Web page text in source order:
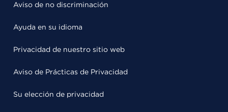
Aviso de no discriminación
Ayuda en su idioma
Privacidad de nuestro sitio web
Aviso de Prácticas de Privacidad
Su elección de privacidad